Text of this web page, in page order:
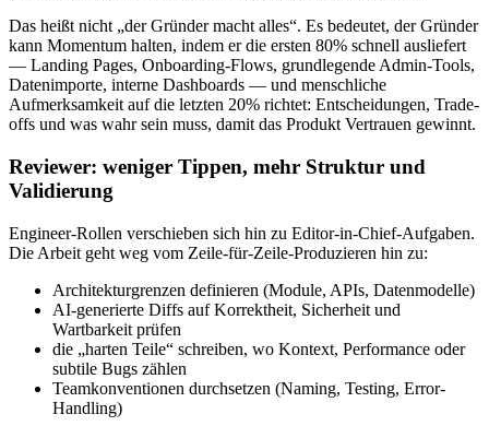
Das heißt nicht „der Gründer macht alles“. Es bedeutet, der Gründer
kann Momentum halten, indem er die ersten 80% schnell ausliefert
— Landing Pages, Onboarding-Flows, grundlegende Admin-Tools,
Datenimporte, interne Dashboards — und menschliche
Aufmerksamkeit auf die letzten 20% richtet: Entscheidungen, Trade-
offs und was wahr sein muss, damit das Produkt Vertrauen gewinnt.
Reviewer: weniger Tippen, mehr Struktur und
Validierung
Engineer-Rollen verschieben sich hin zu Editor-in-Chief-Aufgaben.
Die Arbeit geht weg vom Zeile-für-Zeile-Produzieren hin zu:
Architekturgrenzen definieren (Module, APIs, Datenmodelle)
AI-generierte Diffs auf Korrektheit, Sicherheit und
Wartbarkeit prüfen
die „harten Teile“ schreiben, wo Kontext, Performance oder
subtile Bugs zählen
Teamkonventionen durchsetzen (Naming, Testing, Error-
Handling)